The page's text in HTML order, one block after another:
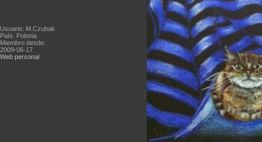
Usuario: M.Czubak
País: Polonia
Miembro desde:
2009-06-17
Web personal